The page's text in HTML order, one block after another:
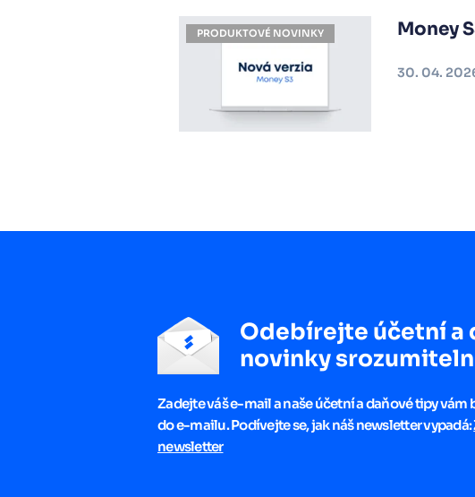
PRODUKTOVÉ NOVINKY Money
30. 04.
Odebírejte účetní a
novinky
Zadejte váš e-mail a naše účetní a daňové tipy
do e-mailu. Podívejte se, jak náš newsletter vypadá:
newsletter